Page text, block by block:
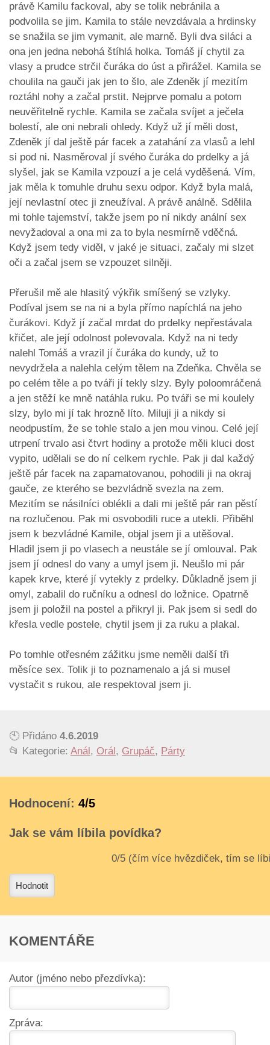
právě Kamilu fackoval, aby se tolik nebránila a
podvolila se jim. Kamila to stále nevzdávala a hrdinsky
se snažila se jim vymanit, ale marně. Byli dva siláci a
ona jen jedna nebohá štíhlá holka. Tomáš jí chytil za
vlasy a prudce strčil čuráka do úst a přirážel. Kamila se
choulila na gauči jak jen to šlo, ale Zdeněk jí mezitím
roztáhl nohy a začal prstit. Nejprve pomalu a potom
neuvěřitelně rychle. Kamila se začala svíjet a ječela
bolestí, ale oni nebrali ohledy. Když už jí měli dost,
Zdeněk jí dal ještě pár facek a zatahání za vlasů a lehl
si pod ni. Nasměroval jí svého čuráka do prdelky a já
slyšel, jak se Kamila vzpouzí a je celá vyděšená. Vím,
jak měla k tomuhle druhu sexu odpor. Když byla malá,
její nevlastní otec ji zneužíval. A právě análně. Sdělila
mi tohle tajemství, takže jsem po ní nikdy anální sex
nevyžadoval a ona mi za to byla nesmírně vděčná.
Když jsem tedy viděl, v jaké je situaci, začaly mi slzet
oči a začal jsem se vzpouzet silněji.
Přerušil mě ale hlasitý výkřik smíšený se vzlyky.
Podíval jsem se na ni a byla přímo napíchlá na jeho
čurákovi. Když jí začal mrdat do prdelky nepřestávala
křičet, ale její odolnost polevovala. Když na ni tedy
nalehl Tomáš a vrazil jí čuráka do kundy, už to
nevydržela a nalehla celým tělem na Zdeňka. Chvěla se
po celém těle a po tváři jí tekly slzy. Byly poloomráčená
a jen stěží ke mně natáhla ruku. Po tváři se mi koulely
slzy, bylo mi jí tak hrozně líto. Miluji ji a nikdy si
neodpustím, že se tohle stalo a jen mou vinou. Celé její
utrpení trvalo asi čtvrt hodiny a protože měli kluci dost
vypito, udělali se do ní celkem rychle. Pak ji dal každý
ještě pár facek na zapamatovanou, pohodili ji na okraj
gauče, ze kterého se bezvládně svezla na zem.
Mezitím se násilníci oblékli a dali mi ještě pár ran pěstí
na rozlučenou. Pak mi osvobodili ruce a utekli. Přiběhl
jsem k bezvládné Kamile, objal jsem ji a utěšoval.
Hladil jsem ji po vlasech a neustále se jí omlouval. Pak
jsem jí odnesl do vany a umyl jsem ji. Neušlo mi pár
kapek krve, které jí vytekly z prdelky. Důkladně jsem ji
omyl, zabalil do ručníku a odnesl do ložnice. Opatrně
jsem ji položil na postel a přikryl ji. Pak jsem si sedl do
křesla vedle postele, chytil jsem ji za ruku a plakal.
Po tomhle otřesném zážitku jsme neměli další tři
měsíce sex. Tolik ji to poznamenalo a já si musel
vystačit s rukou, ale respektoval jsem ji.
🕙 Přidáno 4.6.2019
📂 Kategorie: Anál , Orál , Grupáč, Párty
Hodnocení: 4/5
Jak se vám líbila povídka?
Hodnotit
KOMENTÁŘE
Autor (jméno nebo přezdívka):
Zpráva: